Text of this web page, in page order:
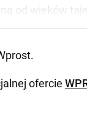
od wieków
.
ofercie